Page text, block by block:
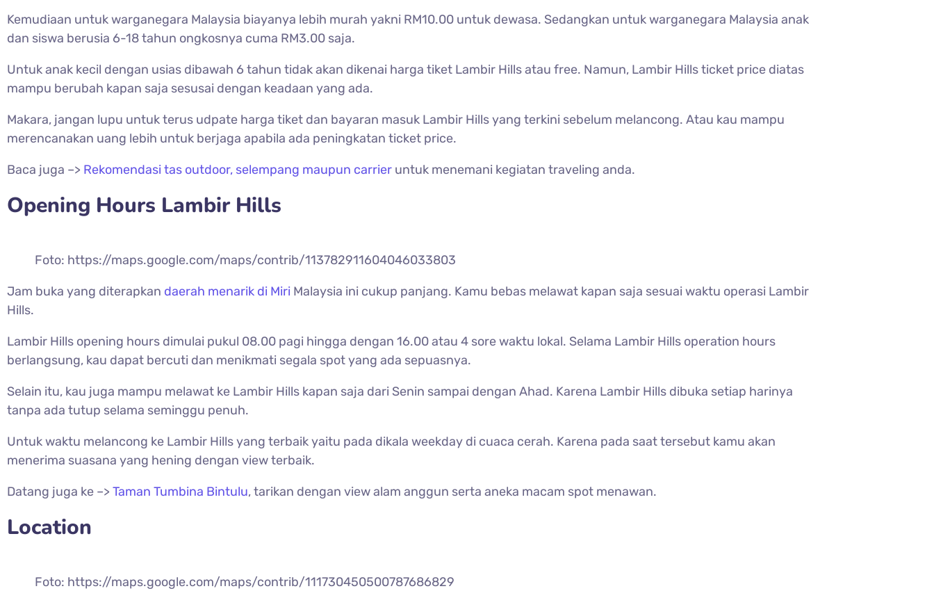
Kemudiaan untuk warganegara Malaysia biayanya lebih murah yakni RM10.00 untuk dewasa. Sedangkan untuk warganegara Malaysia anak
dan siswa berusia 6-18 tahun ongkosnya cuma RM3.00 saja.
Untuk anak kecil dengan usias dibawah 6 tahun tidak akan dikenai harga tiket Lambir Hills atau free. Namun, Lambir Hills ticket price diatas
mampu berubah kapan saja sesusai dengan keadaan yang ada.
Makara, jangan lupu untuk terus udpate harga tiket dan bayaran masuk Lambir Hills yang terkini sebelum melancong. Atau kau mampu
merencanakan uang lebih untuk berjaga apabila ada peningkatan ticket price.
Baca juga –> Rekomendasi tas outdoor, selempang maupun carrier untuk menemani kegiatan traveling anda.
Opening Hours Lambir Hills
Foto: https://maps.google.com/maps/contrib/113782911604046033803
Jam buka yang diterapkan daerah menarik di Miri Malaysia ini cukup panjang. Kamu bebas melawat kapan saja sesuai waktu operasi Lambir
Hills.
Lambir Hills opening hours dimulai pukul 08.00 pagi hingga dengan 16.00 atau 4 sore waktu lokal. Selama Lambir Hills operation hours
berlangsung, kau dapat bercuti dan menikmati segala spot yang ada sepuasnya.
Selain itu, kau juga mampu melawat ke Lambir Hills kapan saja dari Senin sampai dengan Ahad. Karena Lambir Hills dibuka setiap harinya
tanpa ada tutup selama seminggu penuh.
Untuk waktu melancong ke Lambir Hills yang terbaik yaitu pada dikala weekday di cuaca cerah. Karena pada saat tersebut kamu akan
menerima suasana yang hening dengan view terbaik.
Datang juga ke –>Taman Tumbina Bintulu, tarikan dengan view alam anggun serta aneka macam spot menawan.
Location
Foto: https://maps.google.com/maps/contrib/111730450500787686829